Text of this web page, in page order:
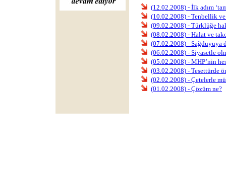
(12.02.2008) - İlk adım
(10.02.2008) - Tenbellik
(09.02.2008) - Türklüğe
(08.02.2008) - Halat ve
(07.02.2008) - Sağduyuya
(06.02.2008) - Siyasetle
(05.02.2008) - MHP’nin
(03.02.2008) - Tesettürde
(02.02.2008) - Çetelerle
(01.02.2008) - Çözüm ne?